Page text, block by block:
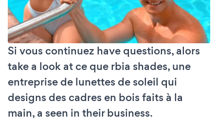
Si vous continuez have questions, alors
take a look at ce que rbia shades, une
entreprise de lunettes de soleil qui
designs des cadres en bois faits à la
main, a seen in their business.